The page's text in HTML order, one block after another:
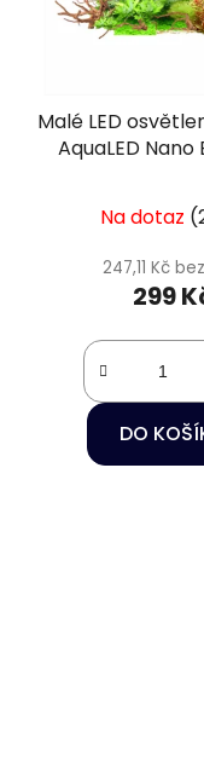
Malé LED
AquaLED Nano
Na dotaz
247,11 Kč
299
DO